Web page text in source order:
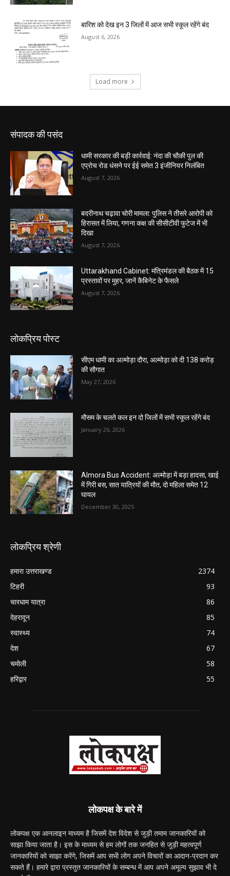
संपादक की पसंद
धामी सरकार की बड़ी कार्रवाई: नंदा की चौकी पुल की
एप्राेच रोड धंसने पर ईई समेत 3 इंजीनियर निलंबित
August 7, 2026
बदरीनाथ चढ़ावा चोरी मामला: पुलिस ने तीसरे आरोपी को
हिरासत में लिया, गणना कक्ष की सीसीटीवी फुटेज में भी
दिखा
August 7, 2026
Uttarakhand Cabinet: मंत्रिमंडल की बैठक में 15
प्रस्तावों पर मुहर, जानें कैबिनेट के फैसले
August 7, 2026
लोकप्रिय पोस्ट
सीएम धामी का अल्मोड़ा दौरा, अल्मोड़ा को दी 138 करोड़
की सौगात
May 27, 2026
मौसम के चलते कल इन दो जिलों में सभी स्कूल रहेंगे बंद
January 26, 2026
Almora Bus Accident: अल्मोड़ा में बड़ा हादसा, खाई
में गिरी बस, सात यात्रियों की मौत, दो महिला समेत 12
घायल
December 30, 2025
लोकप्रिय श्रेणी
हमारा उत्तराखण्ड
2374
टिहरी
93
चारधाम यात्रा
86
देहरादून
85
स्वास्थ्य
74
देश
67
चमोली
58
हरिद्वार
55
लोकपक्ष के बारे में
लोकपक्ष एक आनलाइन माध्यम है जिसमें देश विदेश से जुड़ी तमाम जानकारियों को
साझा किया जाता है। इस के माध्यम से हम लोगों तक जनहित से जुड़ी महत्वपूर्ण
जानकारियों को साझा करेंगे, जिसमें आप सभी लोग अपने विचारों का आदान-प्रदान कर
सकते हैं। हमारे द्वारा प्रस्तुत जानकारियों के सम्बन्ध में आप अपने अमूल्य सुझाव भी दे